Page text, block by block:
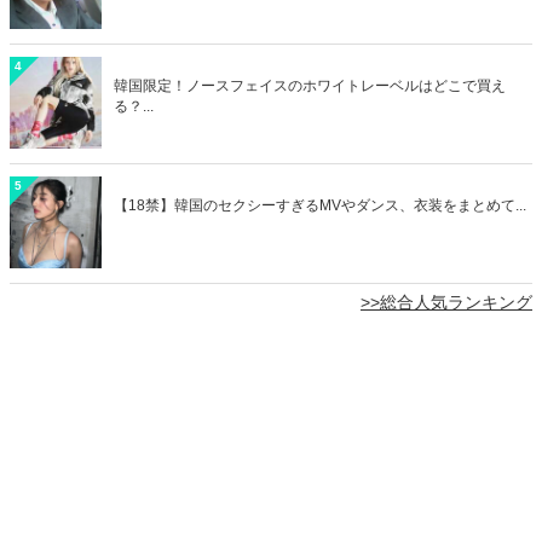
4
韓国限定！ノースフェイスのホワイトレーベルはどこで買え
る？...
5
【18禁】韓国のセクシーすぎるMVやダンス、衣装をまとめて...
>>総合人気ランキング